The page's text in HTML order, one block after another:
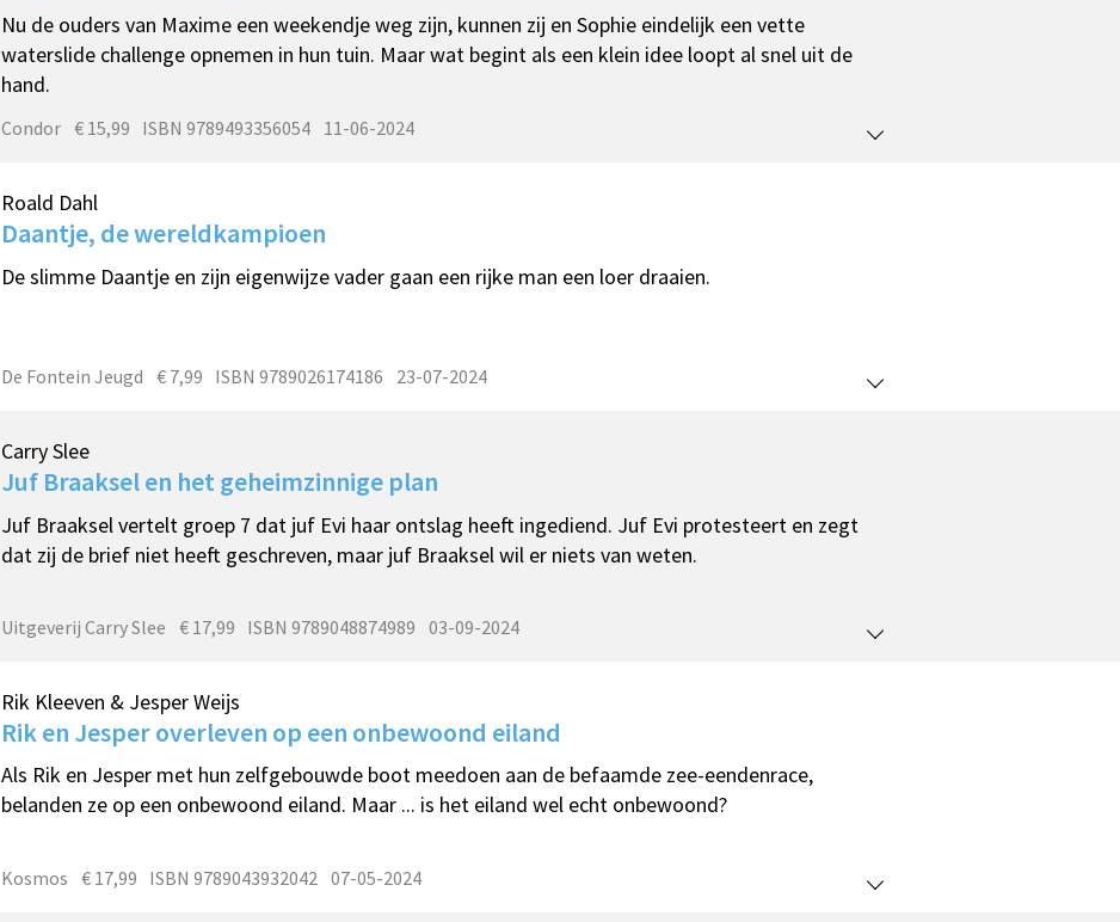
Nu de ouders van Maxime een weekendje weg zijn, kunnen zij en Sophie eindelijk een vette
waterslide challenge opnemen in hun tuin. Maar wat begint als een klein idee loopt al snel uit de
hand.
Condor € 15,99 ISBN 9789493356054 11-06-2024
Roald Dahl
Daantje, de wereldkampioen
De slimme Daantje en zijn eigenwijze vader gaan een rijke man een loer draaien.
De Fontein Jeugd € 7,99 ISBN 9789026174186 23-07-2024
Carry Slee
Juf Braaksel en het geheimzinnige plan
Juf Braaksel vertelt groep 7 dat juf Evi haar ontslag heeft ingediend. Juf Evi protesteert en zegt
dat zij de brief niet heeft geschreven, maar juf Braaksel wil er niets van weten.
Uitgeverij Carry Slee € 17,99 ISBN 9789048874989 03-09-2024
Rik Kleeven & Jesper Weijs
Rik en Jesper overleven op een onbewoond eiland
Als Rik en Jesper met hun zelfgebouwde boot meedoen aan de befaamde zee-eendenrace,
belanden ze op een onbewoond eiland. Maar ... is het eiland wel echt onbewoond?
Kosmos € 17,99 ISBN 9789043932042 07-05-2024